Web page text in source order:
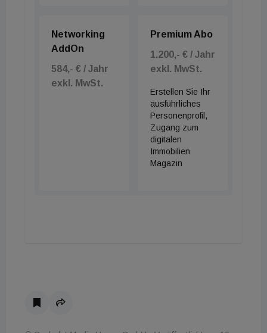
Networking
AddOn
584,- € / Jahr
exkl. MwSt.
Premium Abo
1.200,- € / Jahr
exkl. MwSt.
Erstellen Sie Ihr
ausführliches
Personenprofil,
Zugang zum
digitalen
Immobilien
Magazin